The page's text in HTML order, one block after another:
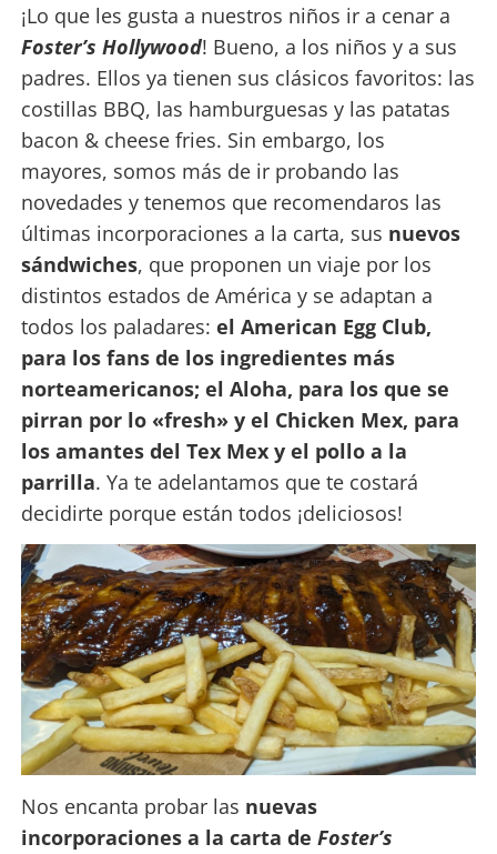
¡Lo que les gusta a nuestros niños ir a cenar a
Foster’s Hollywood! Bueno, a los niños y a sus
padres. Ellos ya tienen sus clásicos favoritos: las
costillas BBQ, las hamburguesas y las patatas
bacon & cheese fries. Sin embargo, los
mayores, somos más de ir probando las
novedades y tenemos que recomendaros las
últimas incorporaciones a la carta, sus nuevos
sándwiches, que proponen un viaje por los
distintos estados de América y se adaptan a
todos los paladares: el American Egg Club,
para los fans de los ingredientes más
norteamericanos; el Aloha, para los que se
pirran por lo «fresh» y el Chicken Mex, para
los amantes del Tex Mex y el pollo a la
parrilla. Ya te adelantamos que te costará
decidirte porque están todos ¡deliciosos!
Nos encanta probar las nuevas
incorporaciones a la carta de Foster’s